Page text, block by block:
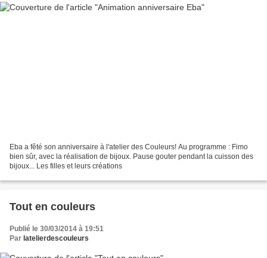
Eba a fêté son anniversaire à l'atelier des Couleurs! Au programme : Fimo
bien sûr, avec la réalisation de bijoux. Pause gouter pendant la cuisson des
bijoux... Les filles et leurs créations
Tout en couleurs
Publié le 30/03/2014 à 19:51
Par latelierdescouleurs